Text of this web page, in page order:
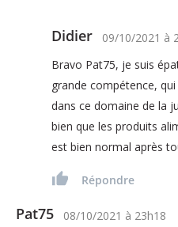
Didier 09/10/2021 à
Bravo Pat75, je suis
grande compétence,
dans ce domaine de la
bien que les produits
est bien normal après
Répondre
Pat75 08/10/2021 à 23h18